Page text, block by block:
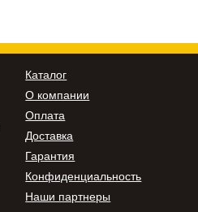
Каталог
О компании
Оплата
Доставка
Гарантия
Конфиденциальность
Наши партнеры